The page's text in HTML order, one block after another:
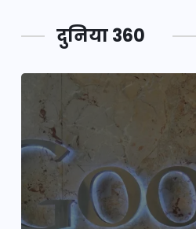
दुनिया 360